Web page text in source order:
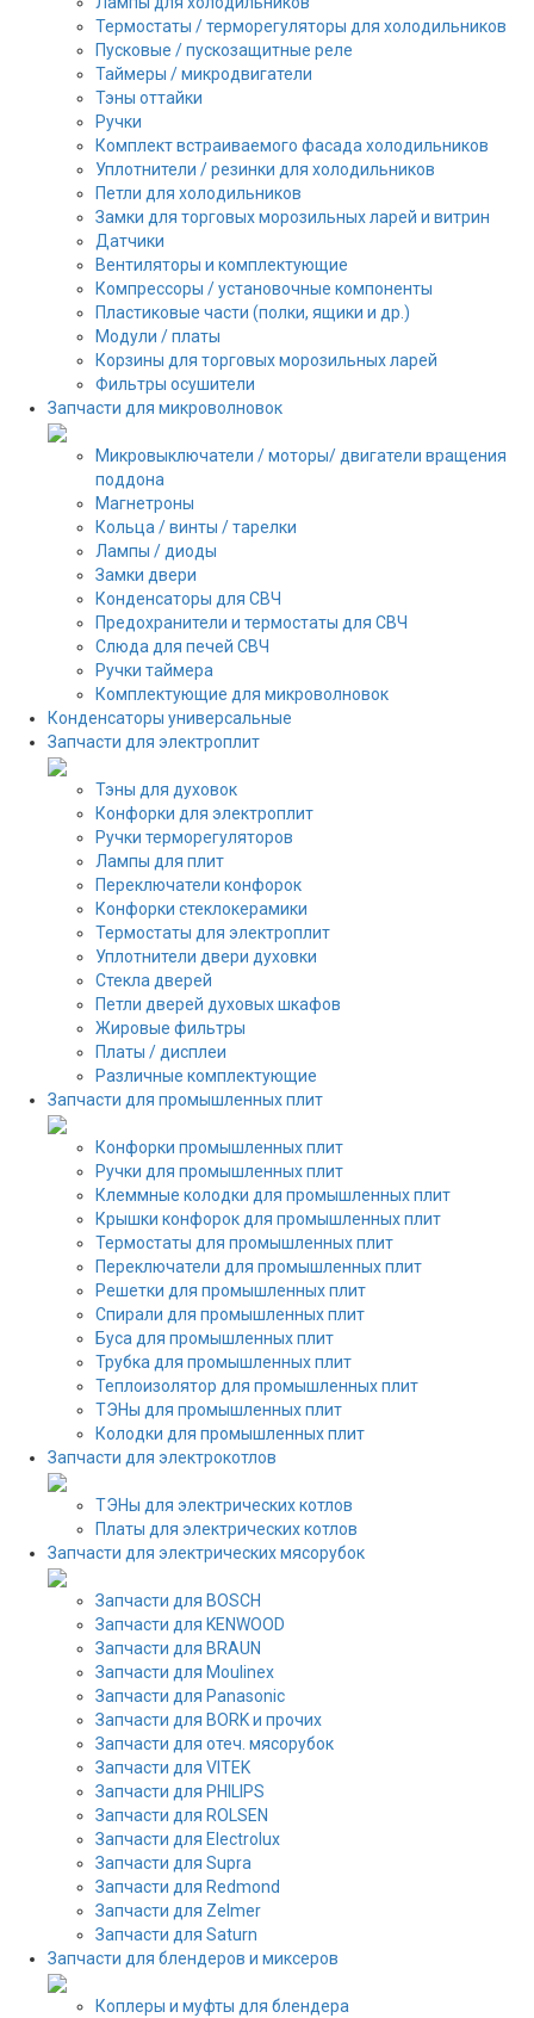
Термостаты / терморегуляторы для холодильников
Пусковые / пускозащитные реле
Таймеры / микродвигатели
Тэны оттайки
Ручки
Комплект встраиваемого фасада холодильников
Уплотнители / резинки для холодильников
Петли для холодильников
Замки для торговых морозильных ларей и витрин
Датчики
Вентиляторы и комплектующие
Компрессоры / установочные компоненты
Пластиковые части (полки, ящики и др.)
Модули / платы
Корзины для торговых морозильных ларей
Фильтры осушители
Запчасти для микроволновок
Микровыключатели / моторы/ двигатели вращения
поддона
Магнетроны
Кольца / винты / тарелки
Лампы / диоды
Замки двери
Конденсаторы для СВЧ
Предохранители и термостаты для СВЧ
Слюда для печей СВЧ
Ручки таймера
Комплектующие для микроволновок
Конденсаторы универсальные
Запчасти для электроплит
Тэны для духовок
Конфорки для электроплит
Ручки терморегуляторов
Лампы для плит
Переключатели конфорок
Конфорки стеклокерамики
Термостаты для электроплит
Уплотнители двери духовки
Стекла дверей
Петли дверей духовых шкафов
Жировые фильтры
Платы / дисплеи
Различные комплектующие
Запчасти для промышленных плит
Конфорки промышленных плит
Ручки для промышленных плит
Клеммные колодки для промышленных плит
Крышки конфорок для промышленных плит
Термостаты для промышленных плит
Переключатели для промышленных плит
Решетки для промышленных плит
Спирали для промышленных плит
Буса для промышленных плит
Трубка для промышленных плит
Теплоизолятор для промышленных плит
ТЭНы для промышленных плит
Колодки для промышленных плит
Запчасти для электрокотлов
ТЭНы для электрических котлов
Платы для электрических котлов
Запчасти для электрических мясорубок
Запчасти для BOSCH
Запчасти для KENWOOD
Запчасти для BRAUN
Запчасти для Moulinex
Запчасти для Panasonic
Запчасти для BORK и прочих
Запчасти для отеч. мясорубок
Запчасти для VITEK
Запчасти для PHILIPS
Запчасти для ROLSEN
Запчасти для Electrolux
Запчасти для Supra
Запчасти для Redmond
Запчасти для Zelmer
Запчасти для Saturn
Запчасти для блендеров и миксеров
Коплеры и муфты для блендера